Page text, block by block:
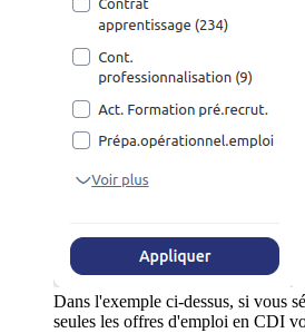
Dans l'exemple ci-dessus, si vous
seules les offres d'emploi en CDI